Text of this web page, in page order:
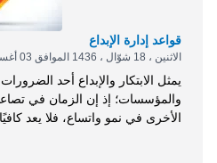
قواعد إدارة الإبداع
الاثنين ، 18 شوّال ، 1436 الموافق 03 أغسطس 2015
يمثل الابتكار والإبداع أحد
والمؤسسات؛ إذ إن الزمان في
الأخرى في نمو واتساع، فلا يعد
في المؤسسات، على اختلاف أنماطها
التقليدية؛ لأن الاستمرار بها يؤدي